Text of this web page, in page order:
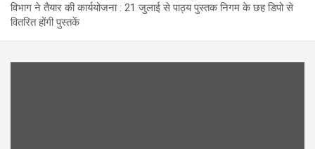
विभाग ने तैयार की कार्ययोजना : 21 जुलाई से पाठ्य पुस्तक निगम के छह डिपो से
वितरित होंगी पुस्तकें